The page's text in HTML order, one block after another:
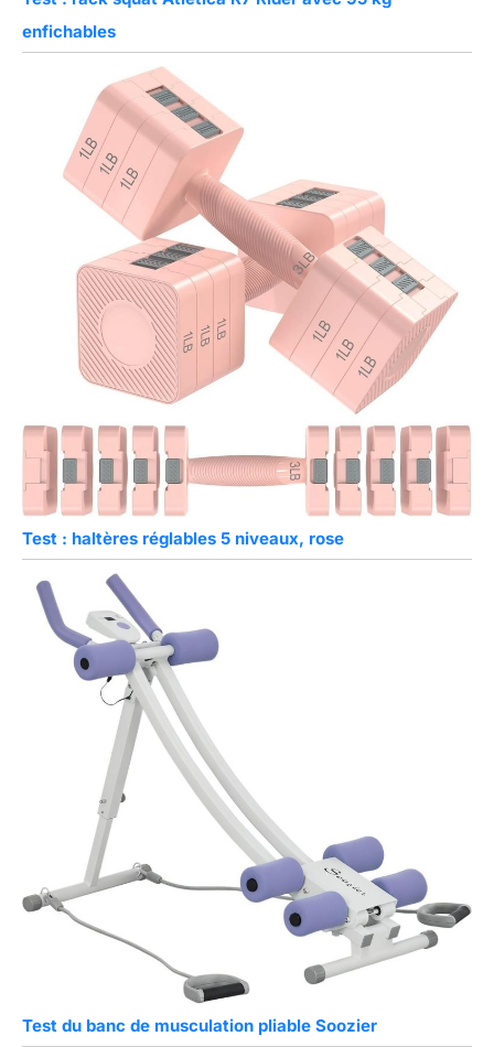
enfichables
Test : haltères réglables 5 niveaux, rose
Test du banc de musculation pliable Soozier